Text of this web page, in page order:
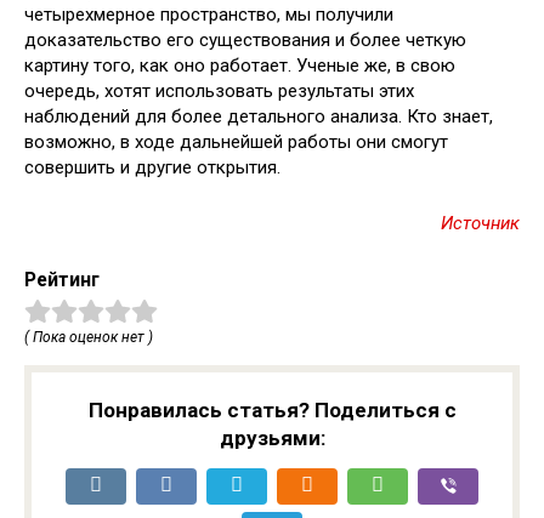
четырехмерное пространство, мы получили
доказательство его существования и более четкую
картину того, как оно работает. Ученые же, в свою
очередь, хотят использовать результаты этих
наблюдений для более детального анализа. Кто знает,
возможно, в ходе дальнейшей работы они смогут
совершить и другие открытия.
Источник
Рейтинг
( Пока оценок нет )
Понравилась статья? Поделиться с
друзьями: